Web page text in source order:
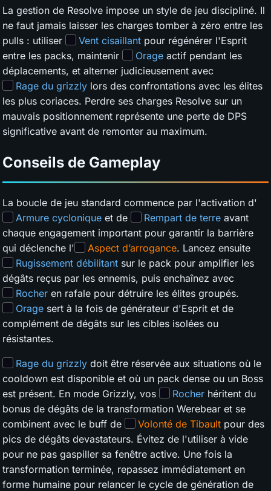
La gestion de Resolve impose un style de jeu discipliné. Il
ne faut jamais laisser les charges tomber à zéro entre les
pulls : utiliser
Vent cisaillant pour régénérer l'Esprit
entre les packs, maintenir
Orage actif pendant les
déplacements, et alterner judicieusement avec
Rage du grizzly lors des confrontations avec les élites
les plus coriaces. Perdre ses charges Resolve sur un
mauvais positionnement représente une perte de DPS
significative avant de remonter au maximum.
Conseils de Gameplay
La boucle de jeu standard commence par l'activation d'
Armure cyclonique et de Rempart de terre avant
chaque engagement important pour garantir la barrière
qui déclenche l'
Aspect d’arrogance. Lancez ensuite
Rugissement débilitant sur le pack pour amplifier les
dégâts reçus par les ennemis, puis enchaînez avec
Rocher en rafale pour détruire les élites groupés.
Orage sert à la fois de générateur d'Esprit et de
complément de dégâts sur les cibles isolées ou
résistantes.
Rage du grizzly doit être réservée aux situations où le
cooldown est disponible et où un pack dense ou un Boss
est présent. En mode Grizzly, vos
Rocher héritent du
bonus de dégâts de la transformation Werebear et se
combinent avec le buff de
Volonté de Tibault pour des
pics de dégâts devastateurs. Évitez de l'utiliser à vide
pour ne pas gaspiller sa fenêtre active. Une fois la
transformation terminée, repassez immédiatement en
forme humaine pour relancer le cycle de génération de